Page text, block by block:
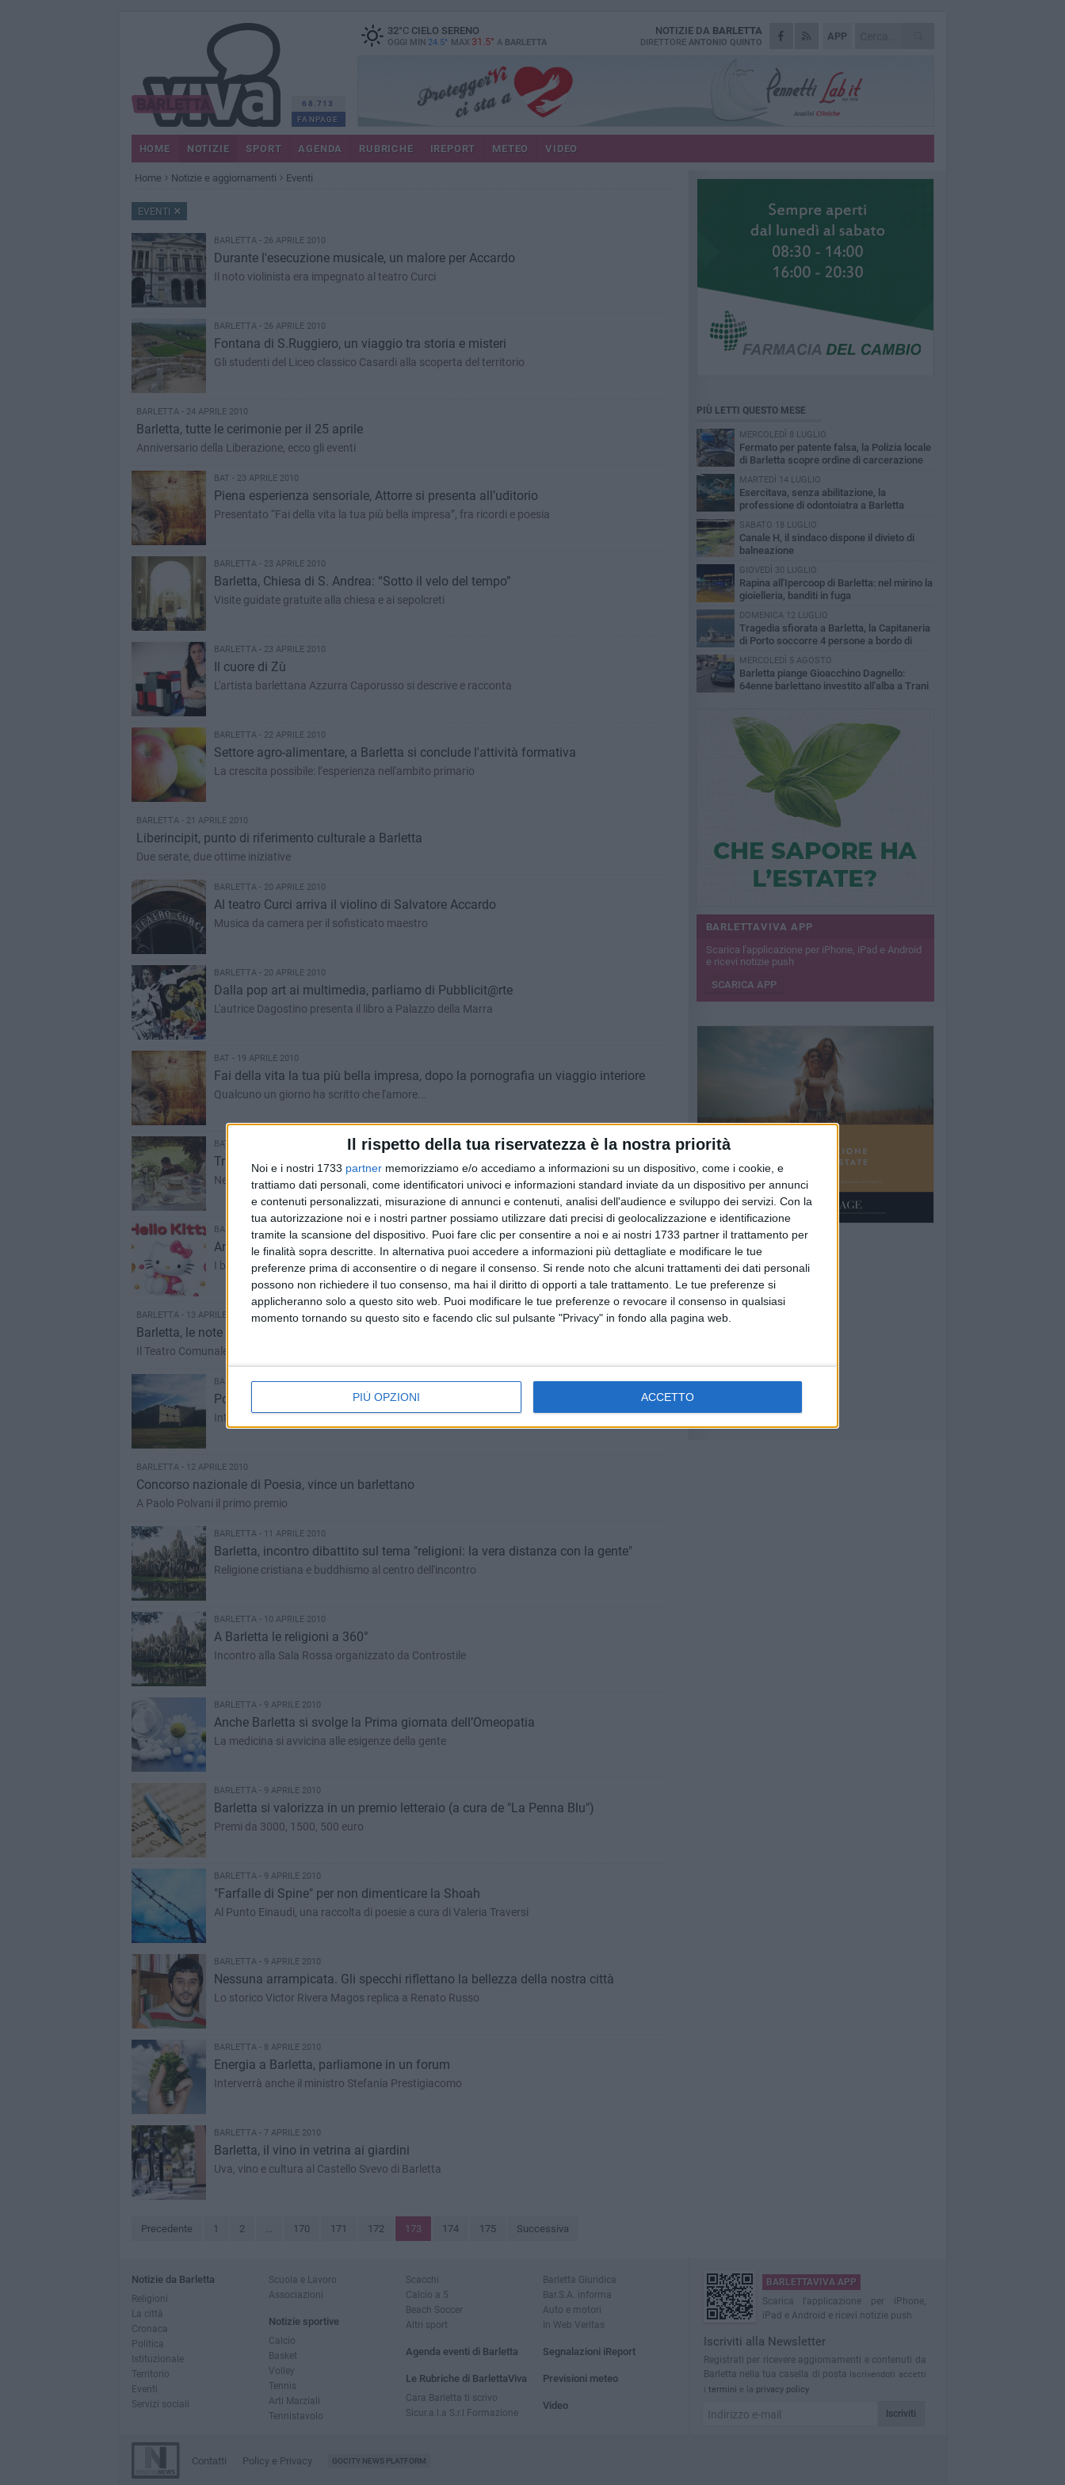
Il rispetto della tua riservatezza è la nostra priorità
Noi e i nostri 1733 partner memorizziamo e/o accediamo a informazioni su un dispositivo, come i cookie, e
trattiamo dati personali, come identificatori univoci e informazioni standard inviate da un dispositivo per annunci
e contenuti personalizzati, misurazione di annunci e contenuti, analisi dell'audience e sviluppo dei servizi. Con la
tua autorizzazione noi e i nostri partner possiamo utilizzare dati precisi di geolocalizzazione e identificazione
tramite la scansione del dispositivo. Puoi fare clic per consentire a noi e ai nostri 1733 partner il trattamento per
le finalità sopra descritte. In alternativa puoi accedere a informazioni più dettagliate e modificare le tue
preferenze prima di acconsentire o di negare il consenso. Si rende noto che alcuni trattamenti dei dati personali
possono non richiedere il tuo consenso, ma hai il diritto di opporti a tale trattamento. Le tue preferenze si
applicheranno solo a questo sito web. Puoi modificare le tue preferenze o revocare il consenso in qualsiasi
momento tornando su questo sito e facendo clic sul pulsante "Privacy" in fondo alla pagina web.
PIÙ OPZIONI ACCETTO
68.713
FANPAGE
32°CCIELO SERENO
OGGI MIN 24.5° MAX 31.5° A BARLETTA
APP
NOTIZIE DA BARLETTA
DIRETTORE ANTONIO QUINTO
HOME NOTIZIE SPORT AGENDA RUBRICHE IREPORT METEO VIDEO
Home Notizie e aggiornamenti Eventi
EVENTI
BARLETTA - 26 APRILE 2010
Durante l'esecuzione musicale, un malore per Accardo
Il noto violinista era impegnato al teatro Curci
BARLETTA - 26 APRILE 2010
Fontana di S.Ruggiero, un viaggio tra storia e misteri
Gli studenti del Liceo classico Casardi alla scoperta del territorio
BARLETTA - 24 APRILE 2010
Barletta, tutte le cerimonie per il 25 aprile
Anniversario della Liberazione, ecco gli eventi
BAT - 23 APRILE 2010
Piena esperienza sensoriale, Attorre si presenta all’uditorio
Presentato “Fai della vita la tua più bella impresa”, fra ricordi e poesia
BARLETTA - 23 APRILE 2010
Barletta, Chiesa di S. Andrea: “Sotto il velo del tempo”
Visite guidate gratuite alla chiesa e ai sepolcreti
BARLETTA - 23 APRILE 2010
Il cuore di Zù
L'artista barlettana Azzurra Caporusso si descrive e racconta
BARLETTA - 22 APRILE 2010
Settore agro-alimentare, a Barletta si conclude l'attività formativa
La crescita possibile: l’esperienza nell'ambito primario
BARLETTA - 21 APRILE 2010
Liberincipit, punto di riferimento culturale a Barletta
Due serate, due ottime iniziative
BARLETTA - 20 APRILE 2010
Al teatro Curci arriva il violino di Salvatore Accardo
Musica da camera per il sofisticato maestro
BARLETTA - 20 APRILE 2010
Dalla pop art ai multimedia, parliamo di Pubblicit@rte
L'autrice Dagostino presenta il libro a Palazzo della Marra
BAT - 19 APRILE 2010
Fai della vita la tua più bella impresa, dopo la pornografia un viaggio interiore
Qualcuno un giorno ha scritto che l'amore...
BAT - 15 APRILE 2010
Trani mostra la donazione della Fondazione De Nittis di Barletta
Nella settimana della cultura, liberamente visitabile la quadreria
BARLETTA - 14 APRILE 2010
Annullato l'Hello Kitty Show a Barletta
I biglietti saranno rimborsati
BARLETTA - 13 APRILE 2010
Barletta, le note del Quartetto di Cremona al Curci
Il Teatro Comunale ospita il gruppo famoso in tutto il mondo
BARLETTA - 12 APRILE 2010
Pomeriggio al Castello Svevo di Barletta con il dott. Antonio Rizzi
Intervista al Coordinatore FIAMO di Puglia e Basilicata
BARLETTA - 12 APRILE 2010
Concorso nazionale di Poesia, vince un barlettano
A Paolo Polvani il primo premio
BARLETTA - 11 APRILE 2010
Barletta, incontro dibattito sul tema "religioni: la vera distanza con la gente"
Religione cristiana e buddhismo al centro dell'incontro
BARLETTA - 10 APRILE 2010
A Barletta le religioni a 360°
Incontro alla Sala Rossa organizzato da Controstile
BARLETTA - 9 APRILE 2010
Anche Barletta si svolge la Prima giornata dell’Omeopatia
La medicina si avvicina alle esigenze della gente
BARLETTA - 9 APRILE 2010
Barletta si valorizza in un premio letteraio (a cura de "La Penna Blu")
Premi da 3000, 1500, 500 euro
BARLETTA - 9 APRILE 2010
"Farfalle di Spine" per non dimenticare la Shoah
Al Punto Einaudi, una raccolta di poesie a cura di Valeria Traversi
BARLETTA - 9 APRILE 2010
Nessuna arrampicata. Gli specchi riflettano la bellezza della nostra città
Lo storico Victor Rivera Magos replica a Renato Russo
BARLETTA - 8 APRILE 2010
Energia a Barletta, parliamone in un forum
Interverrà anche il ministro Stefania Prestigiacomo
BARLETTA - 7 APRILE 2010
Barletta, il vino in vetrina ai giardini
Uva, vino e cultura al Castello Svevo di Barletta
Precedente 1 2 ... 170 171 172 173 174 175 Successiva
PIÙ LETTI QUESTO MESE
MERCOLEDÌ 8 LUGLIO
Fermato per patente falsa, la Polizia locale
di Barletta scopre ordine di carcerazione
MARTEDÌ 14 LUGLIO
Esercitava, senza abilitazione, la
professione di odontoiatra a Barletta
SABATO 18 LUGLIO
Canale H, il sindaco dispone il divieto di
balneazione
GIOVEDÌ 30 LUGLIO
Rapina all'Ipercoop di Barletta: nel mirino la
gioielleria, banditi in fuga
DOMENICA 12 LUGLIO
Tragedia sfiorata a Barletta, la Capitaneria
di Porto soccorre 4 persone a bordo di
tavole Sup
MERCOLEDÌ 5 AGOSTO
Barletta piange Gioacchino Dagnello:
64enne barlettano investito all'alba a Trani
BARLETTAVIVA APP
Scarica l'applicazione per iPhone, iPad e Android
e ricevi notizie push
SCARICA APP
Notizie da Barletta
Religioni
La città
Cronaca
Politica
Istituzionale
Territorio
Eventi
Servizi sociali
Scuola e Lavoro
Associazioni
Notizie sportive
Calcio
Basket
Volley
Tennis
Arti Marziali
Tennistavolo
Scacchi
Calcio a 5
Beach Soccer
Altri sport
Agenda eventi di Barletta
Le Rubriche di BarlettaViva
Cara Barletta ti scrivo
Sicur.a.l.a S.r.l Formazione
Barletta Giuridica
Bar.S.A. informa
Auto e motori
In Web Veritas
Segnalazioni iReport
Previsioni meteo
Video
BARLETTAVIVA APP
Scarica l'applicazione per iPhone,
iPad e Android e ricevi notizie push
Iscriviti alla Newsletter
Registrati per ricevere aggiornamenti e contenuti da
Barletta nella tua casella di posta Iscrivendoti accetti
i termini e la privacy policy
Iscriviti
Contatti Policy e Privacy GOCITY NEWS PLATFORM